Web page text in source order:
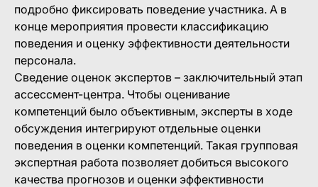
подробно фиксировать поведение участника. А в
конце мероприятия провести классификацию
поведения и оценку эффективности деятельности
персонала.
Сведение оценок экспертов – заключительный этап
ассессмент-центра. Чтобы оценивание
компетенций было объективным, эксперты в ходе
обсуждения интегрируют отдельные оценки
поведения в оценки компетенций. Такая групповая
экспертная работа позволяет добиться высокого
качества прогнозов и оценки эффективности